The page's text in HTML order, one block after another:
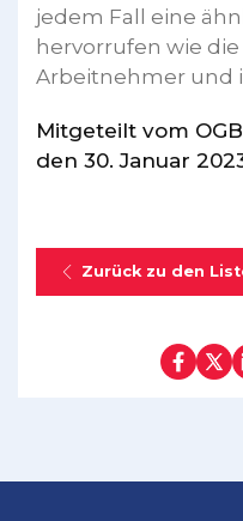
jedem Fall eine
hervorrufen wie
Arbeitnehmer und
Mitgeteilt vom
den 30. Januar
Zurück zu den